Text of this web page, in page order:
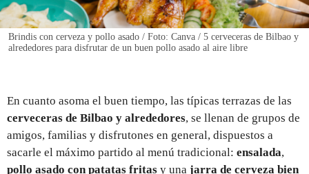
Brindis con cerveza y pollo asado / Foto: Canva / 5 cerveceras de Bilbao y
alrededores para disfrutar de un buen pollo asado al aire libre
En cuanto asoma el buen tiempo, las típicas terrazas de las
cerveceras de Bilbao y alrededores, se llenan de grupos de
amigos, familias y disfrutones en general, dispuestos a
sacarle el máximo partido al menú tradicional: ensalada,
pollo asado con patatas fritas y una jarra de cerveza bien